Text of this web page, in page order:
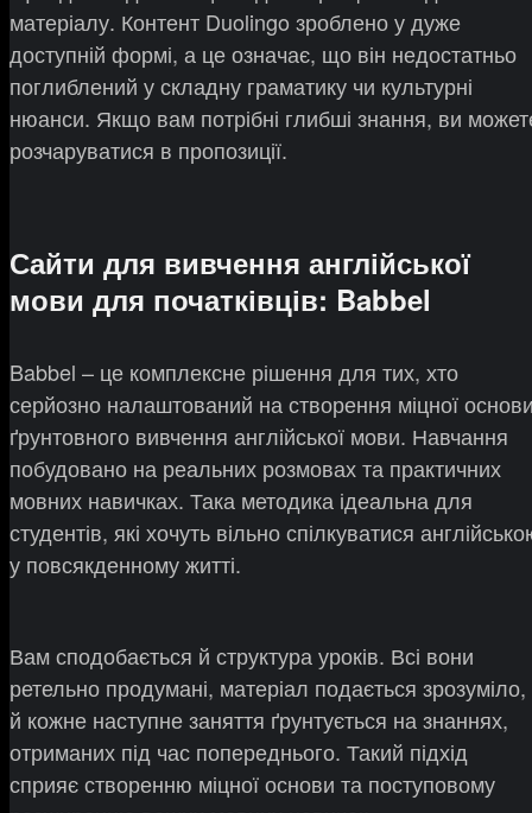
матеріалу. Контент Duolingo зроблено у дуже
доступній формі, а це означає, що він недостатньо
поглиблений у складну граматику чи культурні
нюанси. Якщо вам потрібні глибші знання, ви
розчаруватися в пропозиції.
Сайти для вивчення англійської
мови для початківців: Babbel
Babbel – це комплексне рішення для тих, хто
серйозно налаштований на створення міцної
ґрунтовного вивчення англійської мови. Навчання
побудовано на реальних розмовах та практичних
мовних навичках. Така методика ідеальна для
студентів, які хочуть вільно спілкуватися
у повсякденному житті.
Вам сподобається й структура уроків. Всі вони
ретельно продумані, матеріал подається зрозуміло,
й кожне наступне заняття ґрунтується на знаннях,
отриманих під час попереднього. Такий підхід
сприяє створенню міцної основи та поступовому